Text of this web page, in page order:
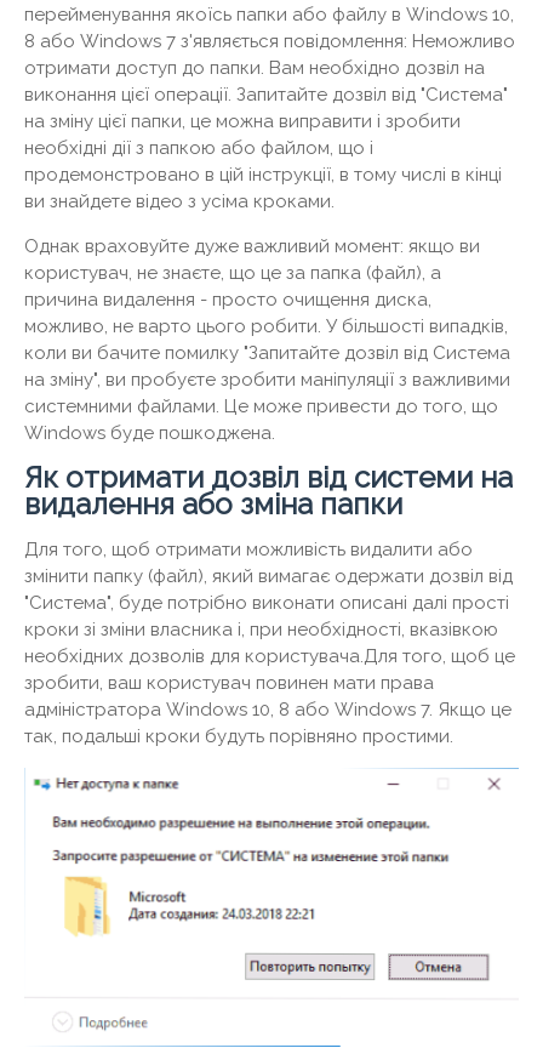
перейменування якоїсь папки або файлу в Windows 10,
8 або Windows 7 з'являється повідомлення: Неможливо
отримати доступ до папки. Вам необхідно дозвіл на
виконання цієї операції. Запитайте дозвіл від "Система"
на зміну цієї папки, це можна виправити і зробити
необхідні дії з папкою або файлом, що і
продемонстровано в цій інструкції, в тому числі в кінці
ви знайдете відео з усіма кроками.
Однак враховуйте дуже важливий момент: якщо ви
користувач, не знаєте, що це за папка (файл), а
причина видалення - просто очищення диска,
можливо, не варто цього робити. У більшості випадків,
коли ви бачите помилку "Запитайте дозвіл від Система
на зміну", ви пробуєте зробити маніпуляції з важливими
системними файлами. Це може привести до того, що
Windows буде пошкоджена.
Як отримати дозвіл від системи на
видалення або зміна папки
Для того, щоб отримати можливість видалити або
змінити папку (файл), який вимагає одержати дозвіл від
"Система", буде потрібно виконати описані далі прості
кроки зі зміни власника і, при необхідності, вказівкою
необхідних дозволів для користувача.Для того, щоб це
зробити, ваш користувач повинен мати права
адміністратора Windows 10, 8 або Windows 7. Якщо це
так, подальші кроки будуть порівняно простими.